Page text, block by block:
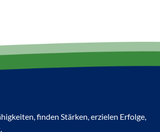
finden Stärken, erzielen Erfolge,